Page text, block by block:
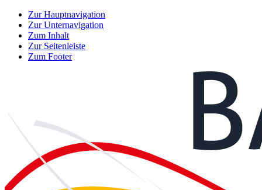
Zur Hauptnavigation
Zur Unternavigation
Zum Inhalt
Zur Seitenleiste
Zum Footer